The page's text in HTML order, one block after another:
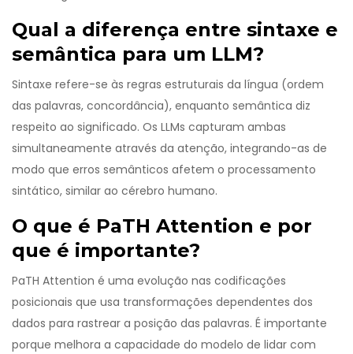
Qual a diferença entre sintaxe e
semântica para um LLM?
Sintaxe refere-se às regras estruturais da língua (ordem
das palavras, concordância), enquanto semântica diz
respeito ao significado. Os LLMs capturam ambas
simultaneamente através da atenção, integrando-as de
modo que erros semânticos afetem o processamento
sintático, similar ao cérebro humano.
O que é PaTH Attention e por
que é importante?
PaTH Attention é uma evolução nas codificações
posicionais que usa transformações dependentes dos
dados para rastrear a posição das palavras. É importante
porque melhora a capacidade do modelo de lidar com